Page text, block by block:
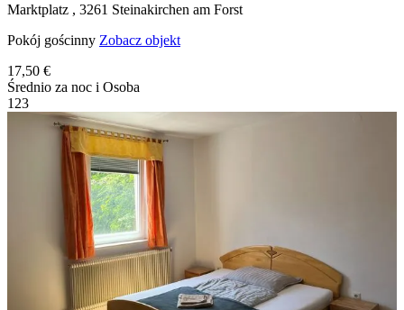
Marktplatz , 3261 Steinakirchen am Forst
Pokój gościnny Zobacz objekt
17,50 €
Średnio za noc i Osoba
1 23